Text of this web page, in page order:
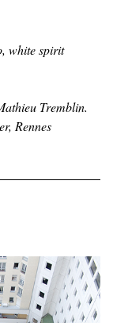
white spirit
Tremblin.
Rennes